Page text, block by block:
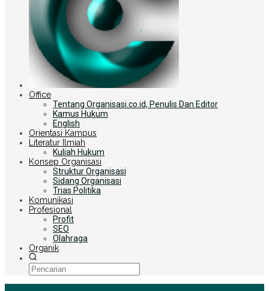
Office
Tentang Organisasi.co.id, Penulis Dan Editor
Kamus Hukum
English
Orientasi Kampus
Literatur Ilmiah
Kuliah Hukum
Konsep Organisasi
Struktur Organisasi
Sidang Organisasi
Trias Politika
Komunikasi
Profesional
Profit
SEO
Olahraga
Organik